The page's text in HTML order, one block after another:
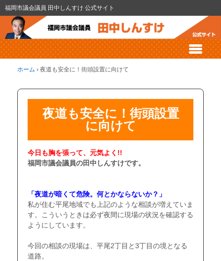
福岡市議会議員 田中しんすけ 公式サイト
ホーム › 夜道も安全に！街頭設置に向けて
夜道も安全に！街頭設置
に向けて
今日も胸を張って、元気よく!!
福岡市議会議員の田中しんすけです。
「夜道が暗くて危険。何とかならないか？」
私が住む平尾地域でも上記のような相談が増えていま
す。こういうときは必ず夜間に現場の状況を確認する
ようにしています。
今回の相談の現場は、平尾2丁目と3丁目の境となる
道路。